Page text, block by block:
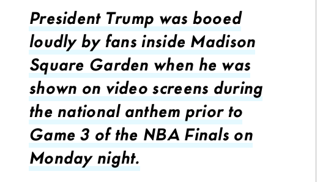
President Trump was booed
loudly by fans inside Madison
Square Garden when he was
shown on video screens during
the national anthem prior to
Game 3 of the NBA Finals on
Monday night.